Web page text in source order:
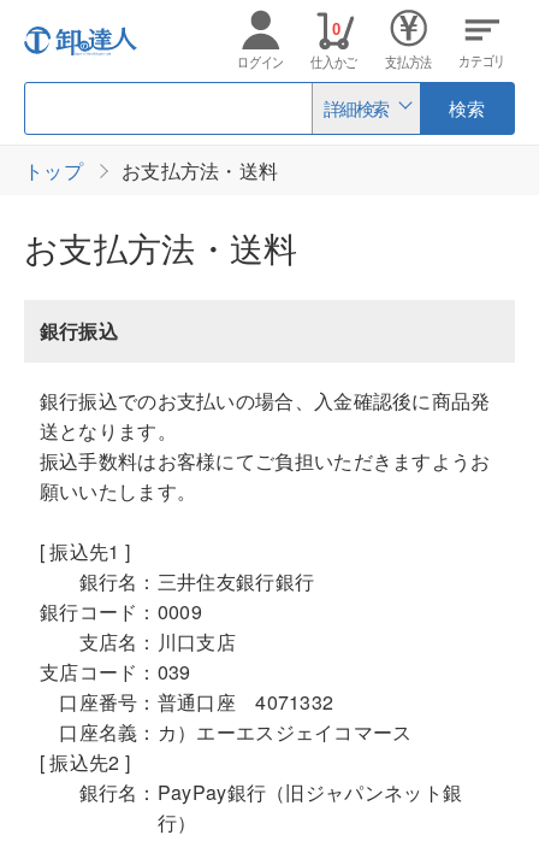
詳細検索 検索
ログイン 仕入かご
0
支払方法 カテゴリ
トップ お支払方法・送料
お支払方法・送料
銀行振込
銀行振込でのお支払いの場合、入金確認後に商品発
送となります。
振込手数料はお客様にてご負担いただきますようお
願いいたします。
[ 振込先1 ]
銀行名： 三井住友銀行銀行
銀行コード： 0009
支店名： 川口支店
支店コード： 039
口座番号： 普通口座 4071332
口座名義： カ）エーエスジェイコマース
[ 振込先2 ]
銀行名： PayPay銀行（旧ジャパンネット銀
行）